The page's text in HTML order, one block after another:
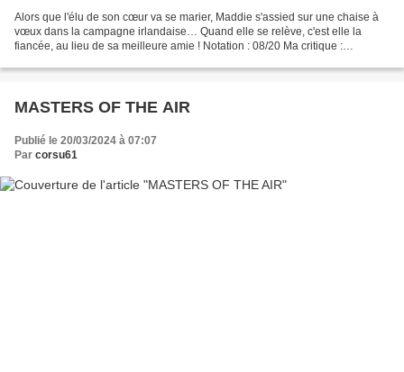
Alors que l'élu de son cœur va se marier, Maddie s'assied sur une chaise à
vœux dans la campagne irlandaise… Quand elle se relève, c'est elle la
fiancée, au lieu de sa meilleure amie ! Notation : 08/20 Ma critique :
MASTERS OF THE AIR
Publié le 20/03/2024 à 07:07
Par corsu61